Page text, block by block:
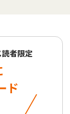
読者限定
ド